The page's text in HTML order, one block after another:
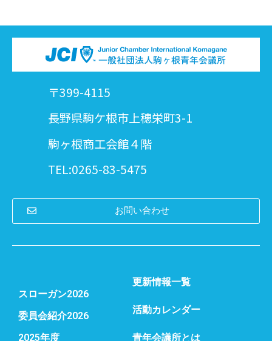
〒399-4115
長野県駒ケ根市上穂栄町3-1
駒ヶ根商工会館４階
TEL:0265-83-5475
お問い合わせ
スローガン2026
委員会紹介2026
2025年度
更新情報一覧
活動カレンダー
青年会議所とは